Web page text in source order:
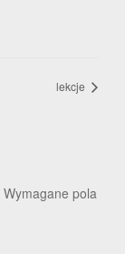
lekcje
Wymagane pola